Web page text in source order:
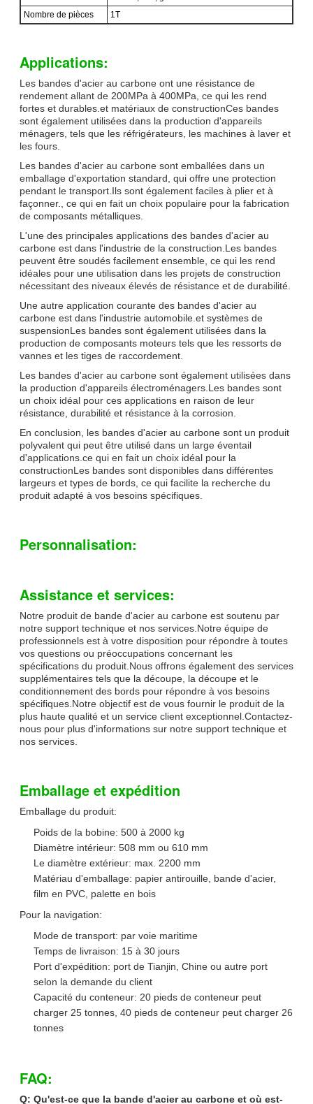
Nombre de pièces
1T
Applications:
Les bandes d'acier au carbone ont une résistance de
rendement allant de 200MPa à 400MPa, ce qui les rend
fortes et durables.et matériaux de constructionCes bandes
sont également utilisées dans la production d'appareils
ménagers, tels que les réfrigérateurs, les machines à laver et
les fours.
Les bandes d'acier au carbone sont emballées dans un
emballage d'exportation standard, qui offre une protection
pendant le transport.Ils sont également faciles à plier et à
façonner., ce qui en fait un choix populaire pour la fabrication
de composants métalliques.
L'une des principales applications des bandes d'acier au
carbone est dans l'industrie de la construction.Les bandes
peuvent être soudés facilement ensemble, ce qui les rend
idéales pour une utilisation dans les projets de construction
nécessitant des niveaux élevés de résistance et de durabilité.
Une autre application courante des bandes d'acier au
carbone est dans l'industrie automobile.et systèmes de
suspensionLes bandes sont également utilisées dans la
production de composants moteurs tels que les ressorts de
vannes et les tiges de raccordement.
Les bandes d'acier au carbone sont également utilisées dans
la production d'appareils électroménagers.Les bandes sont
un choix idéal pour ces applications en raison de leur
résistance, durabilité et résistance à la corrosion.
En conclusion, les bandes d'acier au carbone sont un produit
polyvalent qui peut être utilisé dans un large éventail
d'applications.ce qui en fait un choix idéal pour la
constructionLes bandes sont disponibles dans différentes
largeurs et types de bords, ce qui facilite la recherche du
produit adapté à vos besoins spécifiques.
Personnalisation:
Assistance et services:
Notre produit de bande d'acier au carbone est soutenu par
notre support technique et nos services.Notre équipe de
professionnels est à votre disposition pour répondre à toutes
vos questions ou préoccupations concernant les
spécifications du produit.Nous offrons également des services
supplémentaires tels que la découpe, la découpe et le
conditionnement des bords pour répondre à vos besoins
spécifiques.Notre objectif est de vous fournir le produit de la
plus haute qualité et un service client exceptionnel.Contactez-
nous pour plus d'informations sur notre support technique et
nos services.
Emballage et expédition
Emballage du produit:
Poids de la bobine: 500 à 2000 kg
Diamètre intérieur: 508 mm ou 610 mm
Le diamètre extérieur: max. 2200 mm
Matériau d'emballage: papier antirouille, bande d'acier,
film en PVC, palette en bois
Pour la navigation:
Mode de transport: par voie maritime
Temps de livraison: 15 à 30 jours
Port d'expédition: port de Tianjin, Chine ou autre port
selon la demande du client
Capacité du conteneur: 20 pieds de conteneur peut
charger 25 tonnes, 40 pieds de conteneur peut charger 26
tonnes
FAQ:
Q: Qu'est-ce que la bande d'acier au carbone et où est-